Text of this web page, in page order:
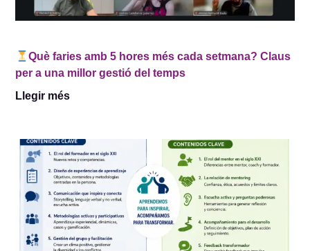
Què faries amb 5 hores més cada setmana? Claus
per a una millor gestió del temps
Llegir més